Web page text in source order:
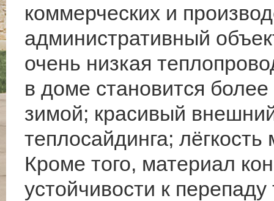
коммерческих и
административный
очень низкая
в доме становится
зимой; красивый
теплосайдинга;
Кроме того, материал
устойчивости к